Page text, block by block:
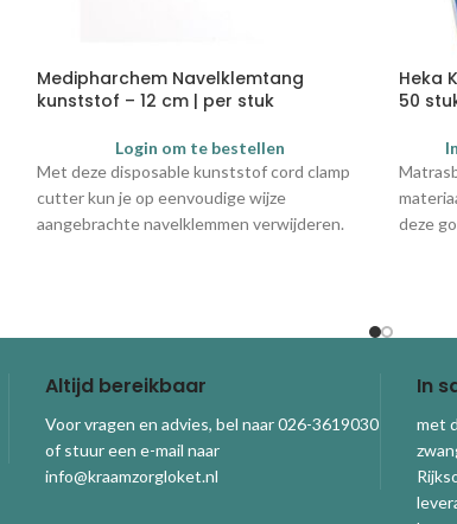
Medipharchem Navelklemtang
kunststof – 12 cm | per stuk
Login om te bestellen
Met deze disposable kunststof cord clamp
cutter kun je op eenvoudige wijze
aangebrachte navelklemmen verwijderen.
Heka
50
deze
Altijd bereikbaar
Voor vragen en advies, bel naar 026-3619030
of stuur een e-mail naar
info@kraamzorgloket.nl
In
met